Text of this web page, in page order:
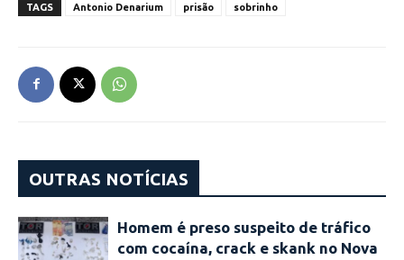
TAGS
Antonio Denarium prisão sobrinho
OUTRAS NOTÍCIAS
Homem é preso suspeito de tráfico
com cocaína, crack e skank no Nova